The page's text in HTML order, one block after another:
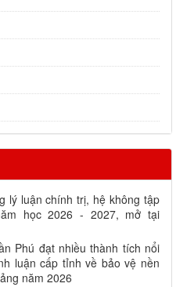
lý luận chính trị, hệ không tập
học 2026 - 2027, mở tại
Phú đạt nhiều thành tích nổi
luận cấp tỉnh về bảo vệ nền
năm 2026